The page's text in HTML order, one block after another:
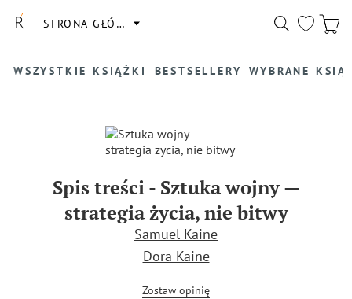
STRONA GŁÓWNA
WSZYSTKIE KSIĄŻKI BESTSELLERY WYBRANE
Spis treści- Sztuka wojny —
strategia życia, nie bitwy
Samuel Kaine
Dora Kaine
Zostaw opinię